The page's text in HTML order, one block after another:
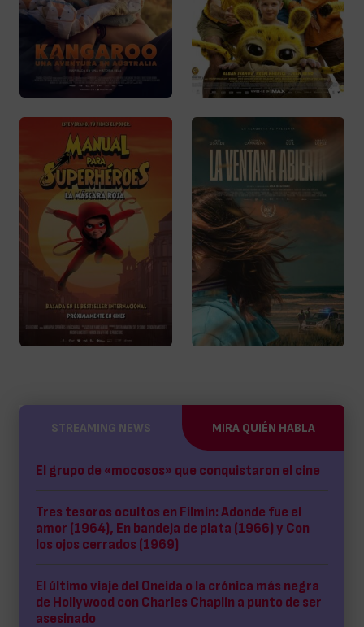
STREAMING NEWS MIRA QUIÉN HABLA
El grupo de «mocosos» que conquistaron el cine
Tres tesoros ocultos en Filmin: Adonde fue el
amor (1964), En bandeja de plata (1966) y Con
los ojos cerrados (1969)
El último viaje del Oneida o la crónica más negra
de Hollywood con Charles Chaplin a punto de ser
asesinado